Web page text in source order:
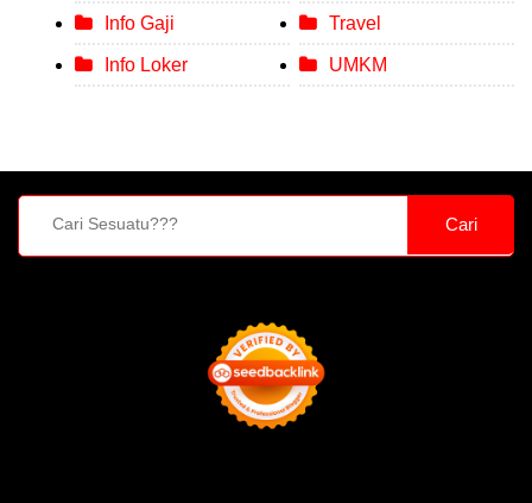
Info Gaji
Info Loker
Travel
UMKM
Cari